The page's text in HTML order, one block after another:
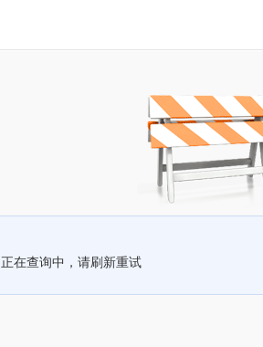
正在查询中，请刷新重试